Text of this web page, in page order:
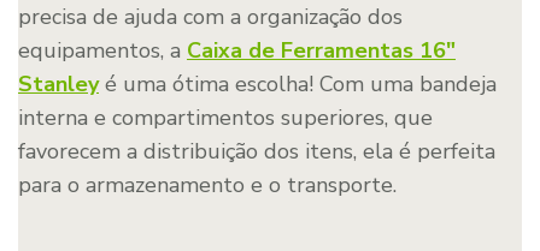
precisa de ajuda com a organização dos
equipamentos, a Caixa de Ferramentas 16″
Stanleyé uma ótima escolha! Com uma bandeja
interna e compartimentos superiores, que
favorecem a distribuição dos itens, ela é perfeita
para o armazenamento e o transporte.